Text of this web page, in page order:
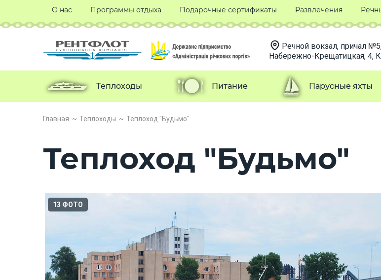
Главная Теплоходы Теплоход "Будьмо"
Теплоход "Будьмо"
13 ФОТО
О нас Программы отдыха Подарочные сертификаты Развлечения
Речной вокзал, причал
Набережно-Крещатицкая, 4,
Теплоходы Питание Парусные яхты